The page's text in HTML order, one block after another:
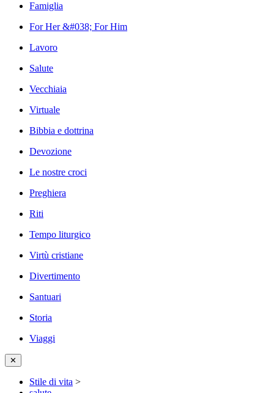
Famiglia
For Her &#038; For Him
Lavoro
Salute
Vecchiaia
Virtuale
Bibbia e dottrina
Devozione
Le nostre croci
Preghiera
Riti
Tempo liturgico
Virtù cristiane
Divertimento
Santuari
Storia
Viaggi
✕
Stile di vita >